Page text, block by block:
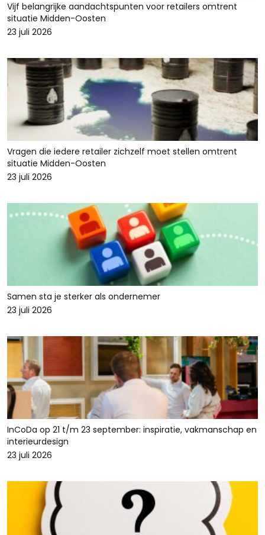
Vijf belangrijke aandachtspunten voor retailers omtrent
situatie Midden-Oosten
23 juli 2026
Vragen die iedere retailer zichzelf moet stellen omtrent
situatie Midden-Oosten
23 juli 2026
Samen sta je sterker als ondernemer
23 juli 2026
InCoDa op 21 t/m 23 september: inspiratie, vakmanschap en
interieurdesign
23 juli 2026